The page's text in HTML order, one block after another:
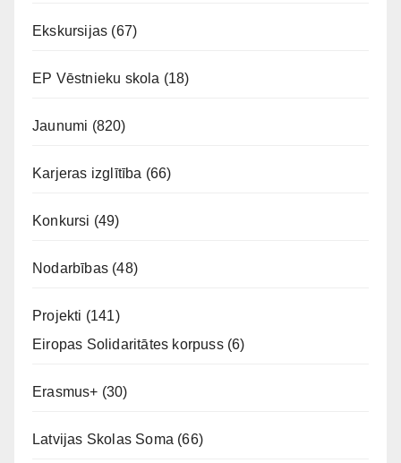
Ekskursijas (67)
EP Vēstnieku skola (18)
Jaunumi (820)
Karjeras izglītība (66)
Konkursi (49)
Nodarbības (48)
Projekti (141)
Eiropas Solidaritātes korpuss(6)
Erasmus+ (30)
Latvijas Skolas Soma (66)